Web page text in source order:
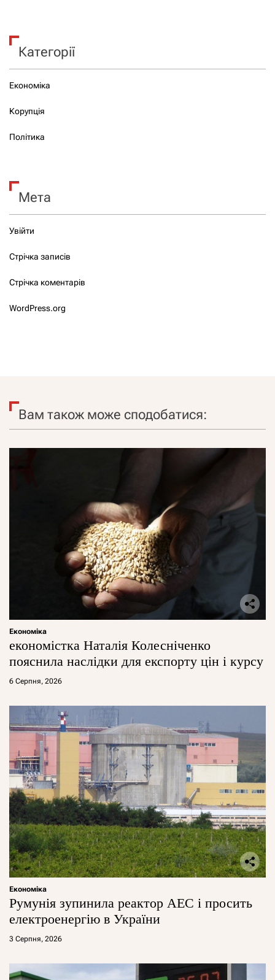
Категорії
Економіка
Корупція
Політика
Мета
Увійти
Стрічка записів
Стрічка коментарів
WordPress.org
Вам також може сподобатися:
Економіка
економістка Наталія Колесніченко
пояснила наслідки для експорту цін і курсу
6 Серпня, 2026
Економіка
Румунія зупинила реактор АЕС і просить
електроенергію в України
3 Серпня, 2026